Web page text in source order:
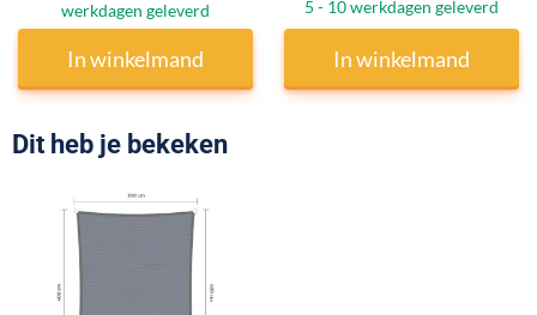
werkdagen geleverd
In winkelmand
5 - 10 werkdagen geleverd
In winkelmand
Dit heb je bekeken